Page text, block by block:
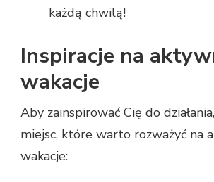
każdą chwilą!
Inspiracje na
wakacje
Aby zainspirować Cię do
miejsc, które warto rozważyć na
wakacje: